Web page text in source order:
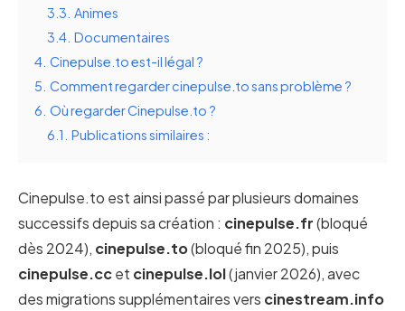
3.3. Animes
3.4. Documentaires
4. Cinepulse.to est-il légal ?
5. Comment regarder cinepulse.to sans problème ?
6. Où regarder Cinepulse.to ?
6.1. Publications similaires :
Cinepulse.to est ainsi passé par plusieurs domaines
successifs depuis sa création : cinepulse.fr(bloqué
dès 2024), cinepulse.to(bloqué fin 2025), puis
cinepulse.ccet cinepulse.lol(janvier 2026), avec
des migrations supplémentaires vers cinestream.info